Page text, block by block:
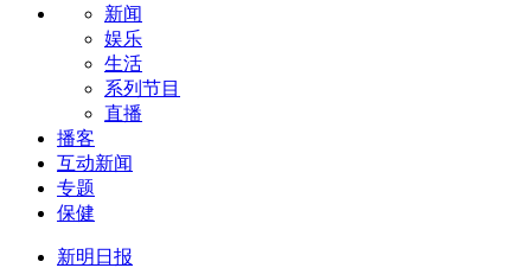
新闻
娱乐
生活
系列节目
直播
播客
互动新闻
专题
保健
新明日报